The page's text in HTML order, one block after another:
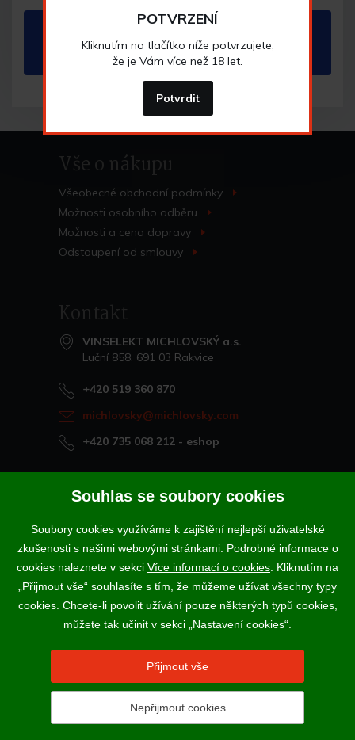
Zkuste pozměnit vyhledávací kritéria.
Vše o nákupu
Všeobecné obchodní podmínky
Možnosti osobního odběru
Možnosti a cena dopravy
Odstoupení od smlouvy
Kontakt
VINSELEKT MICHLOVSKÝ a.s.
Luční 858, 691 03 Rakvice
+420 519 360 870
michlovsky@michlovsky.com
+420 735 068 212 - eshop
Naše vína offline
Vinotéka Rakvice
>
Vinotéky a degustační centra
>
Podle zákona o evidenci tržeb je prodávající povinen vystavit
kupujícímu účtenku. Zároveň je povinen zaevidovat přijatou tržbu u
správce daně online; v případě technického výpadku pak nejpozději do
Vína a sekty prodáváme výhradně osobám starším 18-ti let.
2017 - 2026 © VINSELEKT MICHLOVSKÝ a.s. |
POTVRZENÍ
Kliknutím na tlačítko níže potvrzujete,
že je Vám více než 18 let.
Potvrdit
Souhlas se soubory cookies
Soubory cookies využíváme k zajištění nejlepší uživatelské
zkušenosti s našimi webovými stránkami. Podrobné informace o
cookies naleznete v sekci Více informací o cookies . Kliknutím na
„Přijmout vše“ souhlasíte s tím, že můžeme užívat všechny typy
cookies. Chcete-li povolit užívání pouze některých typů cookies,
můžete tak učinit v sekci „Nastavení cookies“.
Přijmout vše
Nepřijmout cookies